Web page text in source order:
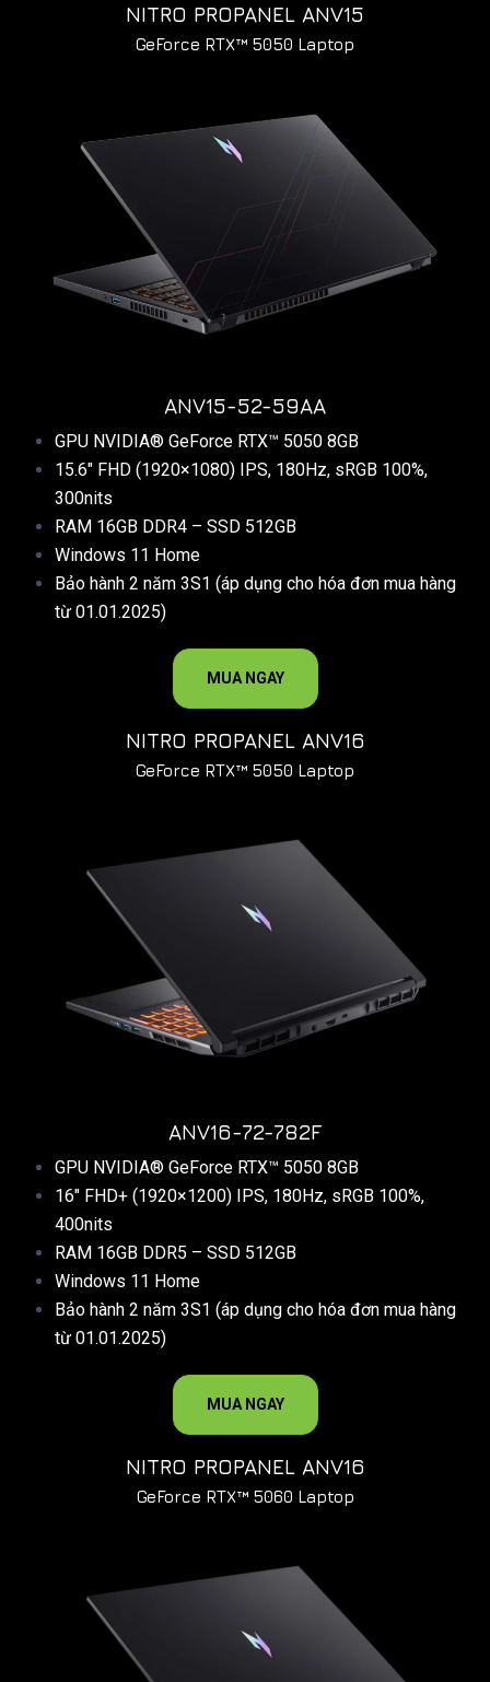
NITRO PROPANEL ANV15
GeForce RTX™ 5050 Laptop
ANV15-52-59AA
GPU NVIDIA® GeForce RTX™ 5050 8GB
15.6″ FHD (1920×1080) IPS, 180Hz, sRGB 100%,
300nits
RAM 16GB DDR4 – SSD 512GB
Windows 11 Home
Bảo hành 2 năm 3S1 (áp dụng cho hóa đơn mua hàng
từ 01.01.2025)
MUA NGAY
NITRO PROPANEL ANV16
GeForce RTX™ 5050 Laptop
ANV16-72-782F
GPU NVIDIA® GeForce RTX™ 5050 8GB
16″ FHD+ (1920×1200) IPS, 180Hz, sRGB 100%,
400nits
RAM 16GB DDR5 – SSD 512GB
Windows 11 Home
Bảo hành 2 năm 3S1 (áp dụng cho hóa đơn mua hàng
từ 01.01.2025)
MUA NGAY
NITRO PROPANEL ANV16
GeForce RTX™ 5060 Laptop